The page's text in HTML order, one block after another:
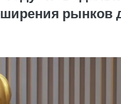
рынков